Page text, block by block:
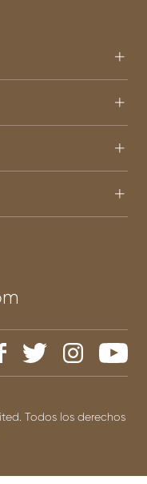
Todos los derechos